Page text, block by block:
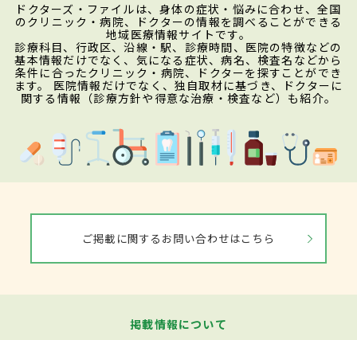
ドクターズ・ファイルは、身体の症状・悩みに合わせ、全国
のクリニック・病院、ドクターの情報を調べることができる
地域医療情報サイトです。
診療科目、行政区、沿線・駅、診療時間、医院の特徴などの
基本情報だけでなく、気になる症状、病名、検査名などから
条件に合ったクリニック・病院、ドクターを探すことができ
ます。 医院情報だけでなく、独自取材に基づき、ドクターに
関する情報（診療方針や得意な治療・検査など）も紹介。
ご掲載に関するお問い合わせはこちら
掲載情報について